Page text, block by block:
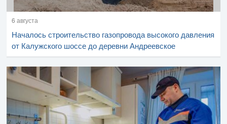
6 августа
Началось строительство газопровода высокого давления
от Калужского шоссе до деревни Андреевское